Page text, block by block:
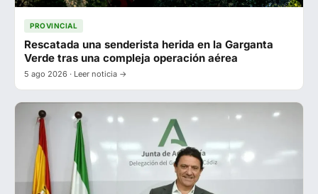
PROVINCIAL
Rescatada una senderista herida en la Garganta
Verde tras una compleja operación aérea
5 ago 2026 · Leer noticia →